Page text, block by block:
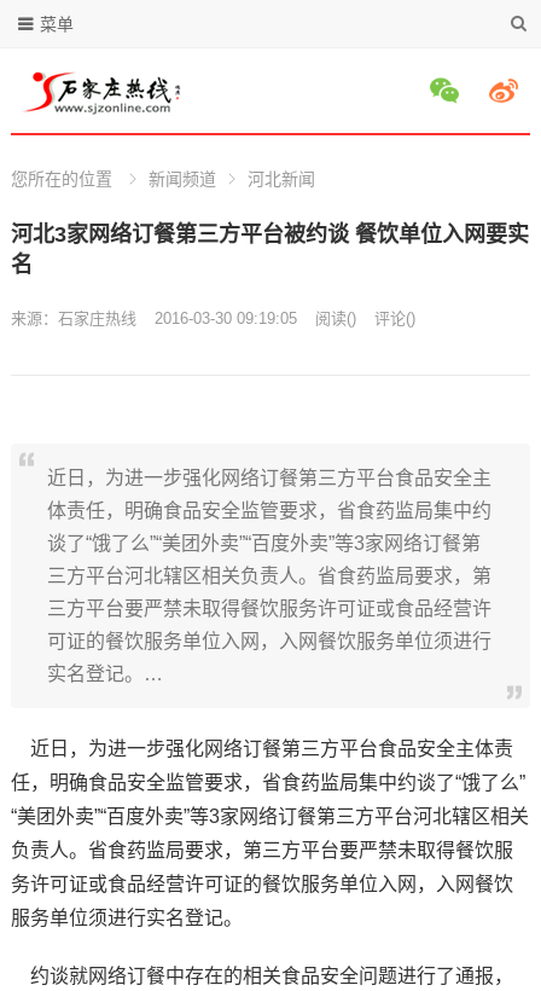
菜单
您所在的位置 新闻频道 河北新闻
河北3家网络订餐第三方平台被约谈 餐饮单位入网要实
名
来源： 石家庄热线 2016-03-30 09:19:05 阅读() 评论()
近日，为进一步强化网络订餐第三方平台食品安全主
体责任，明确食品安全监管要求，省食药监局集中约
谈了“饿了么”“美团外卖”“百度外卖”等3家网络订餐第
三方平台河北辖区相关负责人。省食药监局要求，第
三方平台要严禁未取得餐饮服务许可证或食品经营许
可证的餐饮服务单位入网，入网餐饮服务单位须进行
实名登记。…
近日，为进一步强化网络订餐第三方平台食品安全主体责
任，明确食品安全监管要求，省食药监局集中约谈了“饿了么”
“美团外卖”“百度外卖”等3家网络订餐第三方平台河北辖区相关
负责人。省食药监局要求，第三方平台要严禁未取得餐饮服
务许可证或食品经营许可证的餐饮服务单位入网，入网餐饮
服务单位须进行实名登记。
约谈就网络订餐中存在的相关食品安全问题进行了通报，